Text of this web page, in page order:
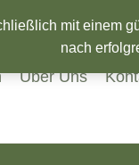
Wir
Über Uns
mit einem
nach